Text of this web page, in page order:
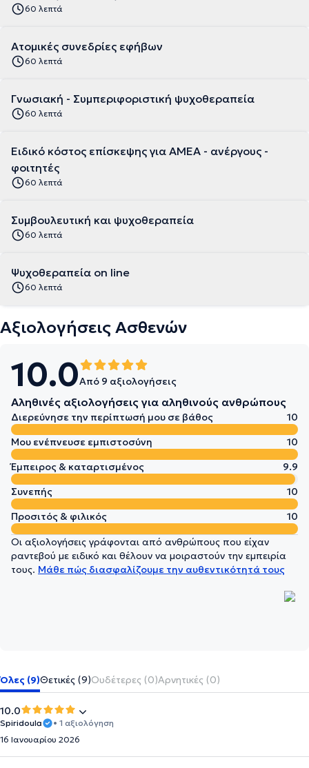
60 λεπτά
Ατομικές συνεδρίες εφήβων
60 λεπτά
Γνωσιακή - Συμπεριφοριστική ψυχοθεραπεία
60 λεπτά
Ειδικό κόστος επίσκεψης για ΑΜΕΑ - ανέργους -
φοιτητές
60 λεπτά
Συμβουλευτική και ψυχοθεραπεία
60 λεπτά
Ψυχοθεραπεία on line
60 λεπτά
Αξιολογήσεις Ασθενών
10.0Από 9 αξιολογήσεις
Αληθινές αξιολογήσεις για αληθινούς ανθρώπους
Διερεύνησε την περίπτωσή μου σε βάθος
10
Μου ενέπνευσε εμπιστοσύνη
10
Έμπειρος & καταρτισμένος
9.9
Συνεπής
10
Προσιτός & φιλικός
10
Οι αξιολογήσεις γράφονται από ανθρώπους που είχαν
ραντεβού με ειδικό και θέλουν να μοιραστούν την εμπειρία
τους. Μάθε πώς διασφαλίζουμε την αυθεντικότητά τους
Όλες (9)Θετικές (9)Ουδέτερες (0)Αρνητικές (0)
10.0
Spiridoula
• 1 αξιολόγηση
16 Ιανουαρίου 2026